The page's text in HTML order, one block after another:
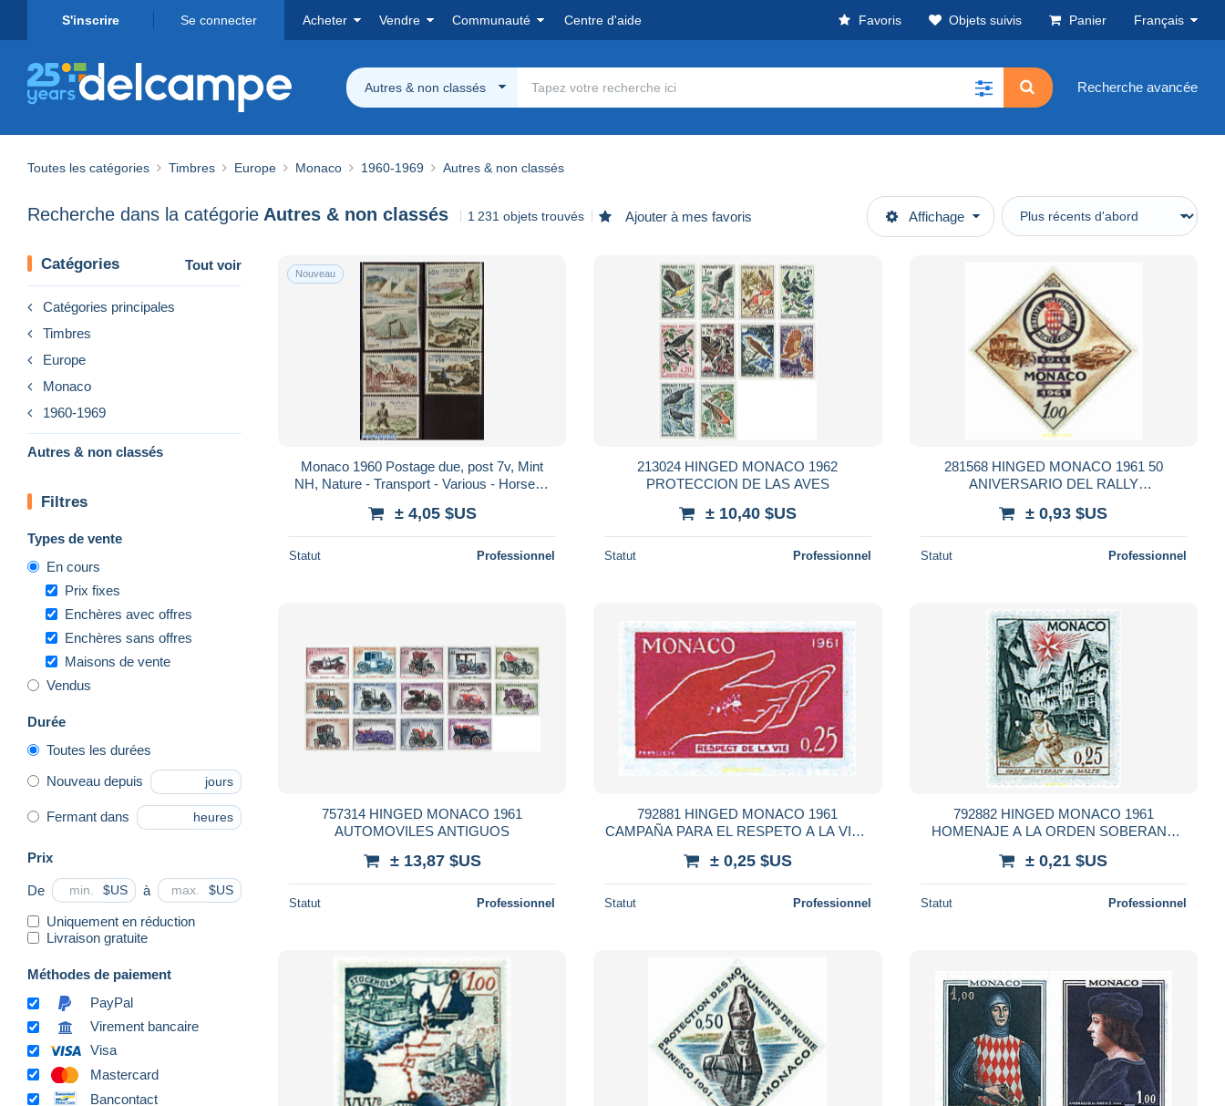
S'inscrire Se connecter Acheter Vendre Communauté Centre d'aide Favoris Objets suivis Panier Français
Autres & non classés Recherche avancée
Toutes les catégories Timbres Europe Monaco 1960-1969 Autres & non classés
Recherche dans la catégorie Autres & non classés 1 231 objets trouvés Ajouter à mes favoris Affichage
Catégories Tout voir
Catégories principales
Timbres
Europe
Monaco
1960-1969
Autres & non classés
Filtres
Types de vente
En cours
Prix fixes
Enchères avec offres
Enchères sans offres
Maisons de vente
Vendus
Durée
Toutes les durées
Nouveau depuis jours
Fermant dans heures
Prix
De $US à $US
Uniquement en réduction
Livraison gratuite
Méthodes de paiement
PayPal
Virement bancaire
Visa
Mastercard
Bancontact
Nouveau
Monaco 1960 Postage due, post 7v, Mint
NH, Nature - Transport - Various - Horses -
± 4,05 $US
Statut Professionnel
213024 HINGED MONACO 1962
PROTECCION DE LAS AVES
± 10,40 $US
Statut Professionnel
281568 HINGED MONACO 1961 50
ANIVERSARIO DEL RALLY
± 0,93 $US
Statut Professionnel
757314 HINGED MONACO 1961
AUTOMOVILES ANTIGUOS
± 13,87 $US
Statut Professionnel
792881 HINGED MONACO 1961
CAMPAÑA PARA EL RESPETO A LA VIDA
± 0,25 $US
Statut Professionnel
792882 HINGED MONACO 1961
HOMENAJE A LA ORDEN SOBERANA
± 0,21 $US
Statut Professionnel